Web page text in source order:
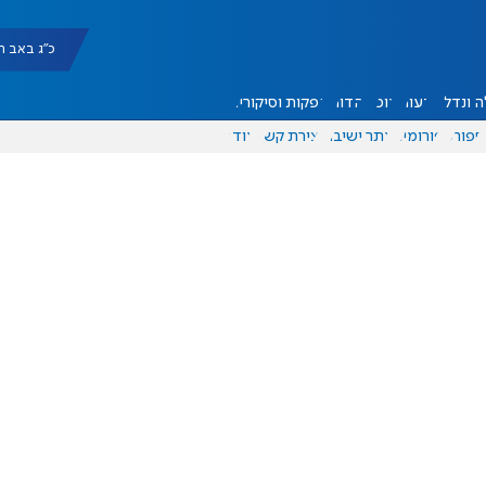
כ"ג באב תשפ"ו
ונדל"ן דעות אוכל יהדות הפקות וסיקורים
ספורט פורומים אתר ישיבה יצירת קשר עוד